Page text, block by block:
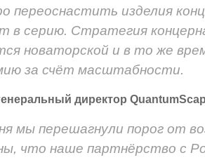
переоснастить изделия
в серию. Стратегия
новаторской и в то же
за счёт масштабности.
директор
мы перешагнули порог от
что наше партнёрство с